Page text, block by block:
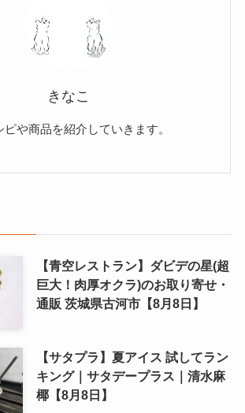
きなこ
や商品を紹介していきます。
【青空レストラン】ダビデの星(超
巨大！肉厚オクラ)のお取り寄せ・
通販 茨城県古河市【8月8日】
【サタプラ】夏アイス 試してラン
キング｜サタデープラス｜清水麻
椰【8月8日】